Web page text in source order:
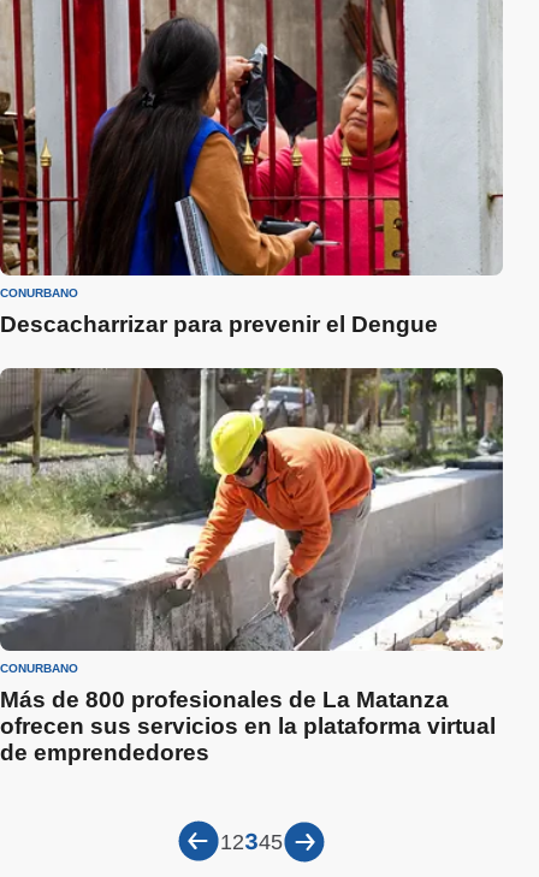
CONURBANO
Descacharrizar para prevenir el Dengue
CONURBANO
Más de 800 profesionales de La Matanza
ofrecen sus servicios en la plataforma virtual
de emprendedores
12345